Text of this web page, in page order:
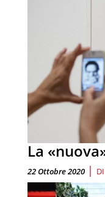
La
22 Ottobre 2020 | DI